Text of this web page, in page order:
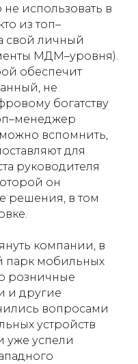
использовать в
из топ–
свой личный
МДМ–уровня).
обеспечит
не
богатству
вспомнить,
для
руководителя
он
решения, в том
компании, в
парк мобильных
розничные
и другие
вопросами
устройств
уже успели